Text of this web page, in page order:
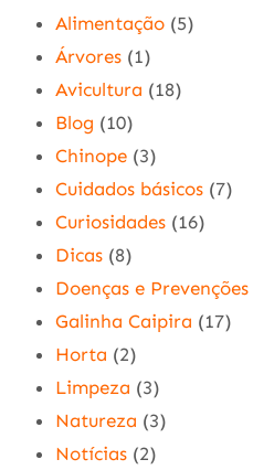
Alimentação (5)
Árvores (1)
Avicultura (18)
Blog (10)
Chinope (3)
Cuidados básicos (7)
Curiosidades (16)
Dicas (8)
Doenças e Prevenções
Galinha Caipira (17)
Horta (2)
Limpeza (3)
Natureza (3)
Notícias (2)